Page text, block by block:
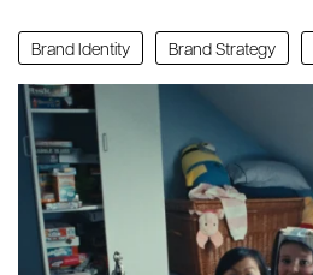
Brand Identity Brand Strategy